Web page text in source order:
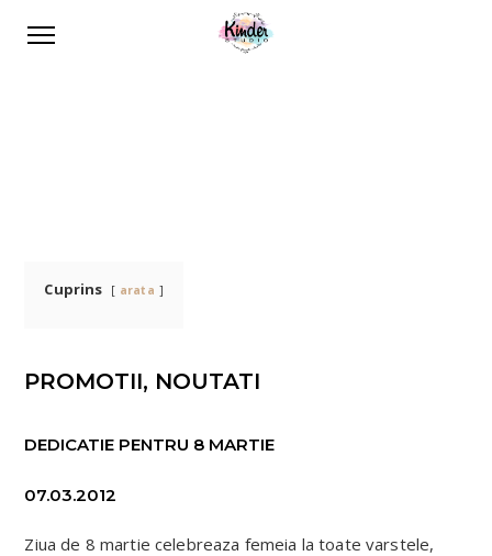
Cuprins arata
PROMOTII, NOUTATI
DEDICATIE PENTRU 8 MARTIE
07.03.2012
Ziua de 8 martie celebreaza femeia la toate varstele,